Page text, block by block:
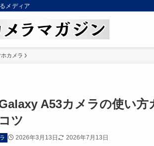
メディア
ホカメラ
A53カメラの使い方
コツ
2026年3月13日 2026年7月13日